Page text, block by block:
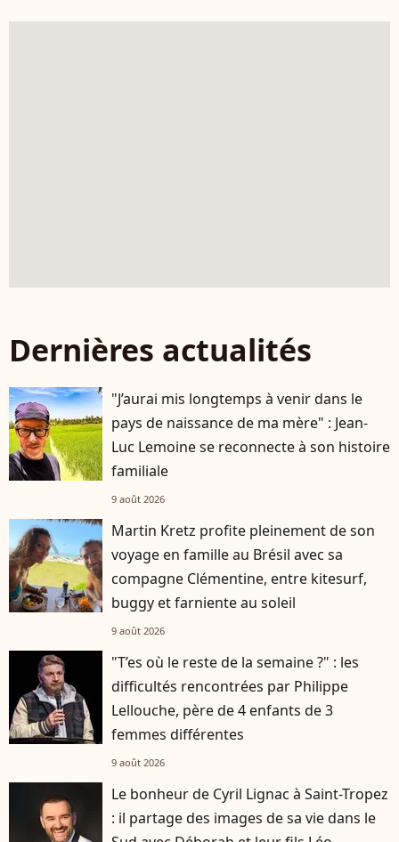
Dernières actualités
"J’aurai mis longtemps à venir dans le
pays de naissance de ma mère" : Jean-
Luc Lemoine se reconnecte à son histoire
familiale
9 août 2026
Martin Kretz profite pleinement de son
voyage en famille au Brésil avec sa
compagne Clémentine, entre kitesurf,
buggy et farniente au soleil
9 août 2026
"T’es où le reste de la semaine ?" : les
difficultés rencontrées par Philippe
Lellouche, père de 4 enfants de 3
femmes différentes
9 août 2026
Le bonheur de Cyril Lignac à Saint-Tropez
: il partage des images de sa vie dans le